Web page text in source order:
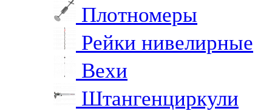
Плотномеры
Рейки нивелирные
Вехи
Штангенциркули